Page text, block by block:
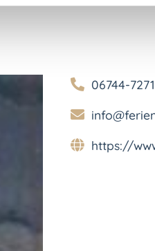
06744-7271
https://